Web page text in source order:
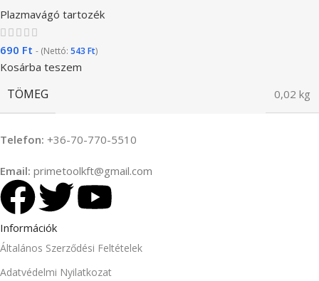
Plazmavágó tartozék
690 Ft - (Nettó: 543 Ft)
Kosárba teszem
TÖMEG 0,02 kg
Telefon: +36-70-770-5510
Email: primetoolkft@gmail.com
Információk
Általános Szerződési Feltételek
Adatvédelmi Nyilatkozat